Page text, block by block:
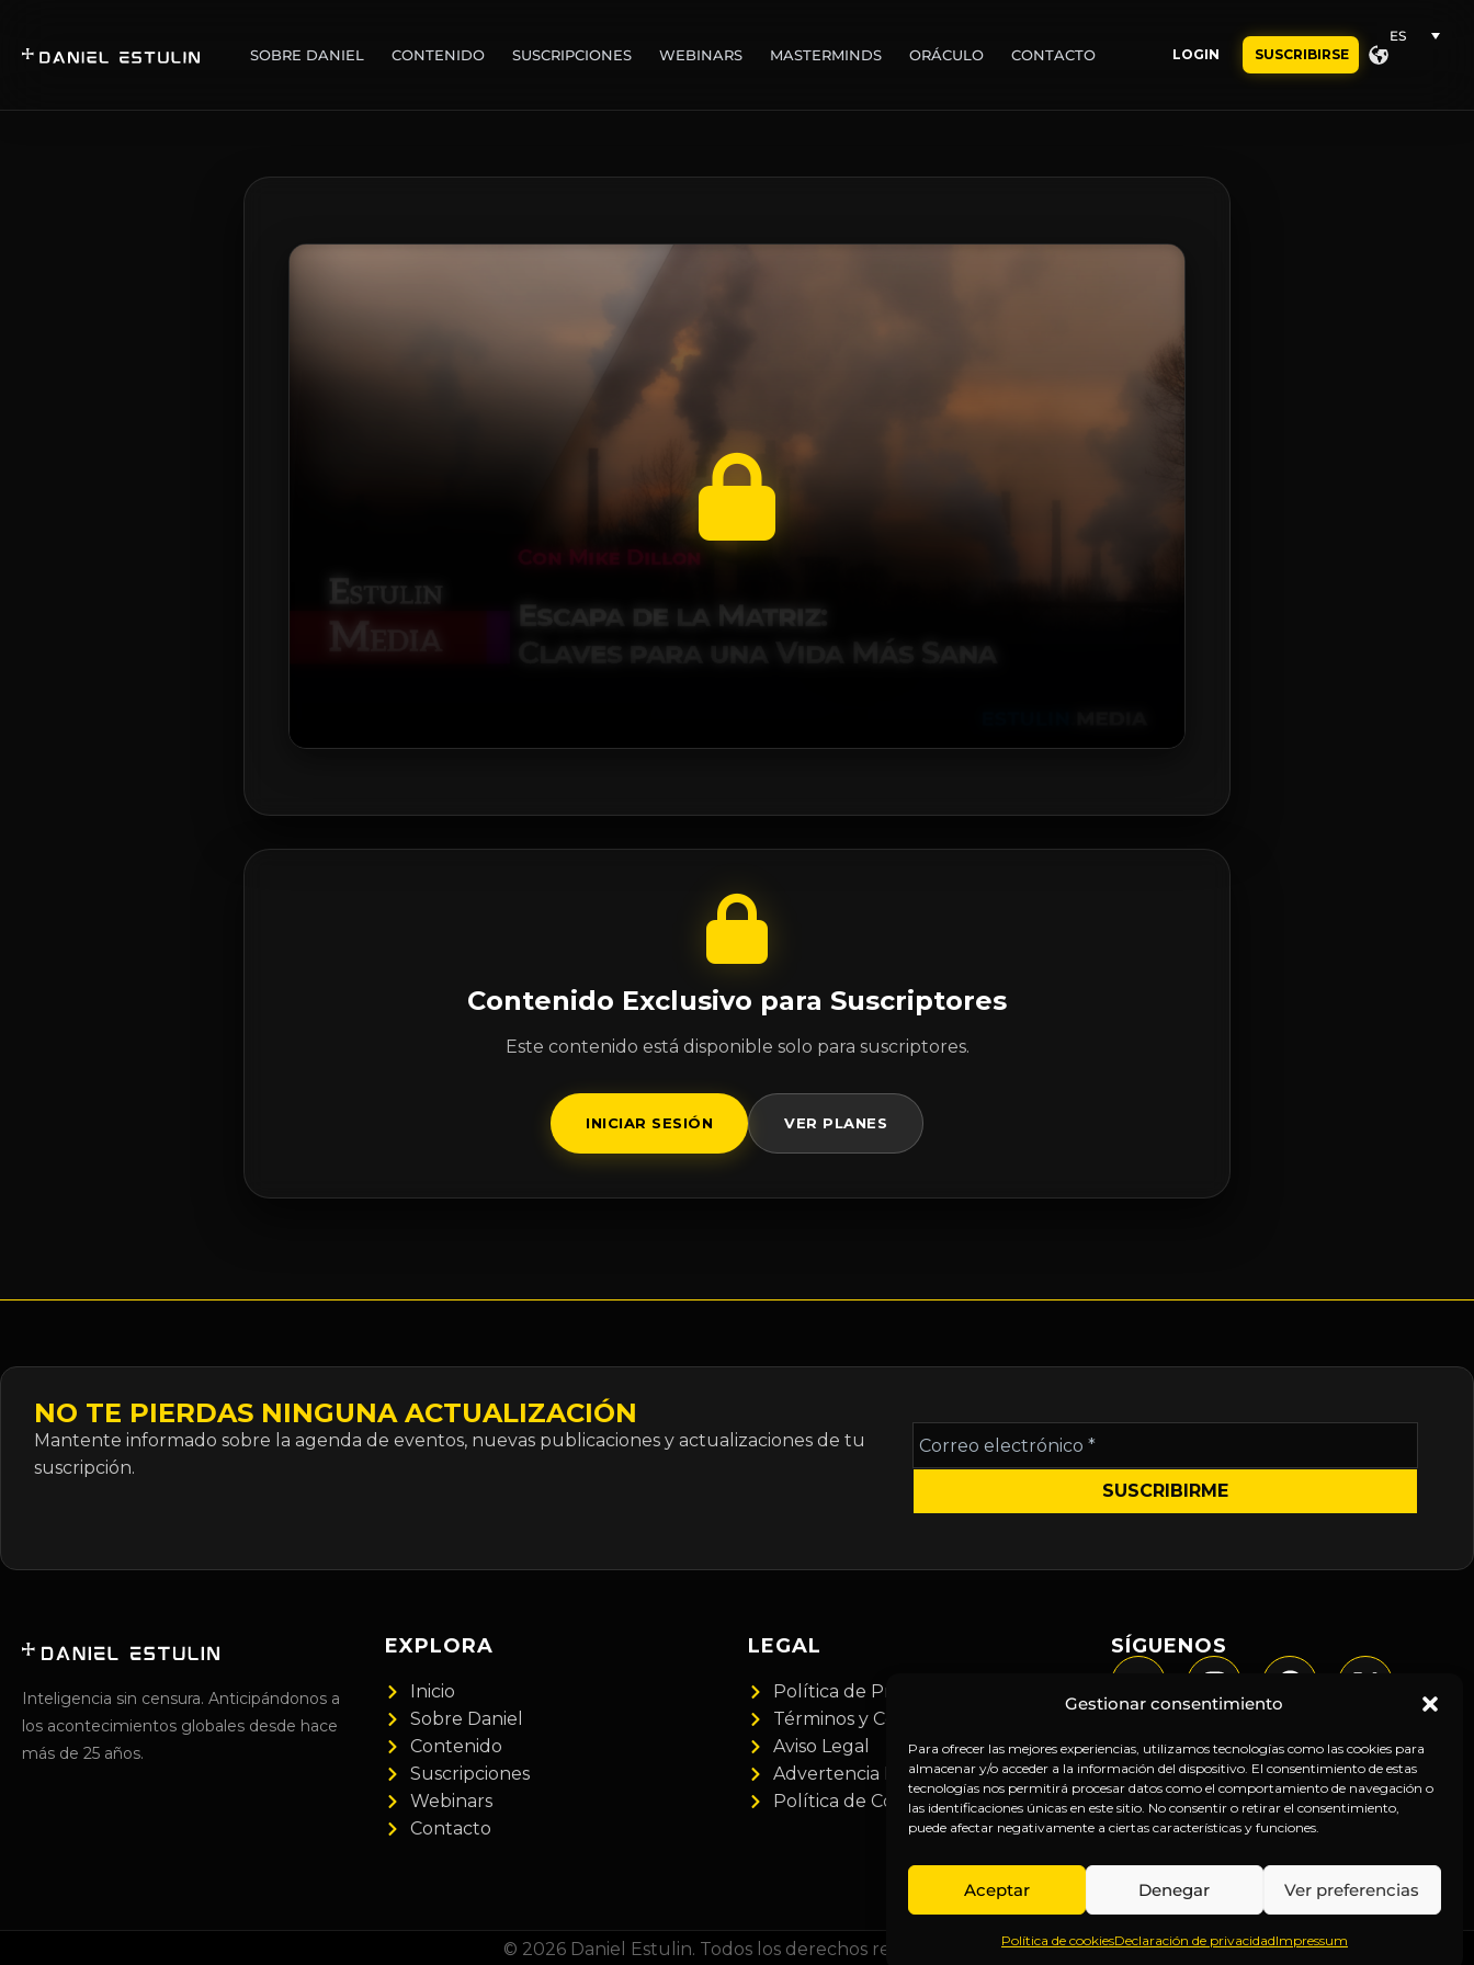
Gestionar consentimiento
Para ofrecer las mejores experiencias, utilizamos tecnologías como las cookies para
almacenar y/o acceder a la información del dispositivo. El consentimiento de estas
tecnologías nos permitirá procesar datos como el comportamiento de navegación o
las identificaciones únicas en este sitio. No consentir o retirar el consentimiento,
puede afectar negativamente a ciertas características y funciones.
Aceptar Denegar Ver preferencias
Política de cookiesDeclaración de privacidadImpressum
SOBRE DANIEL CONTENIDO SUSCRIPCIONES WEBINARS MASTERMINDS ORÁCULO CONTACTO LOGIN SUSCRIBIRSE
ES
Contenido Exclusivo para Suscriptores
Este contenido está disponible solo para suscriptores.
INICIAR SESIÓN VER PLANES
NO TE PIERDAS NINGUNA ACTUALIZACIÓN
Mantente informado sobre la agenda de eventos, nuevas publicaciones y actualizaciones de tu
suscripción.
Correo
electrónico
*
Inteligencia sin censura. Anticipándonos a
los acontecimientos globales desde hace
más de 25 años.
EXPLORA
Inicio
Sobre Daniel
Contenido
Suscripciones
Webinars
Contacto
LEGAL
Política de Privacidad
Términos y Condiciones
Aviso Legal
Advertencia Financiera
Política de Cookies
SÍGUENOS
© 2026 Daniel Estulin. Todos los derechos reservados.